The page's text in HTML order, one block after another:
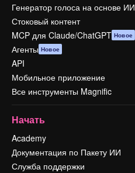
Генератор голоса на основе ИИ
Стоковый контент
MCP для Claude/ChatGPT Новое
Агенты Новое
API
Мобильное приложение
Все инструменты Magnific
Начать
Academy
Документация по Пакету ИИ
Служба поддержки